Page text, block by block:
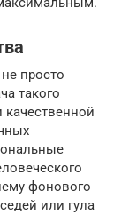
просто
такого
качественной
фонового
или гула